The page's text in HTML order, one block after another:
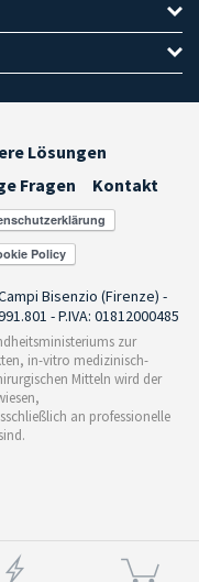
Lösungen
Fragen
Kontakt
Bisenzio (Firenze) -
- P.IVA: 01812000485
zur
in-vitro medizinisch-
Mitteln wird der
an professionelle